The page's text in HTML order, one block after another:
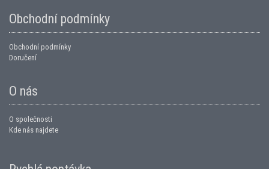
Obchodní podmínky
Obchodní podmínky
Doručení
O nás
O společnosti
Kde nás najdete